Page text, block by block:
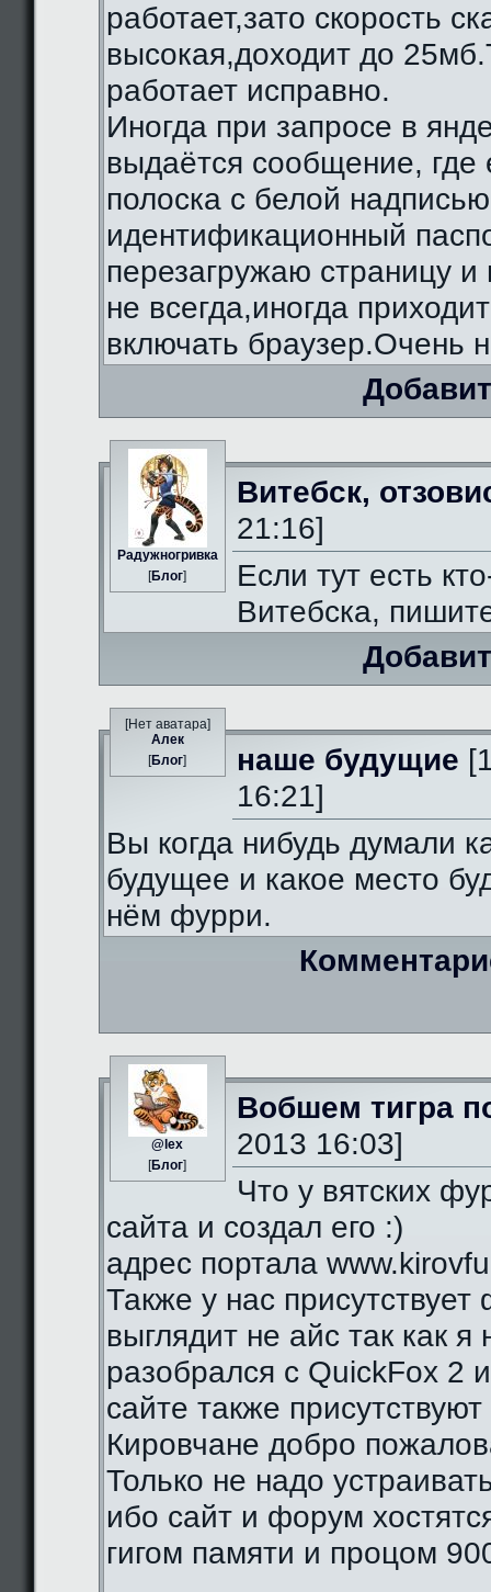
работает,зато скорость
высокая,доходит до
работает исправно.
Иногда при запросе в
выдаётся сообщение, где
полоска с белой
идентификационный
перезагружаю страницу и
не всегда,иногда
включать браузер.Очень
Радужногривка
[Блог]
Витебск,
21:16]
Если тут есть
Витебска,
[Нет аватара]
Алек
[Блог] наше будущие
16:21]
Вы когда нибудь думали
будущее и какое место
нём фурри.
@lex
[Блог]
Вобшем тигра
2013 16:03]
Что у вятских
сайта и создал его :)
адрес портала
Также у нас
выглядит не айс так как я
разобрался с QuickFox 2
сайте также присутствуют
Кировчане добро
Только не надо
ибо сайт и форум
гигом памяти и процом